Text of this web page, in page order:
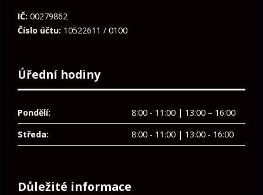
IČ: 00279862
Číslo účtu: 10522611 / 0100
Úřední hodiny
Pondělí:
8:00 - 11:00 | 13:00 – 16:00
Středa:
8:00 - 11:00 | 13:00 - 16:00
Důležité informace